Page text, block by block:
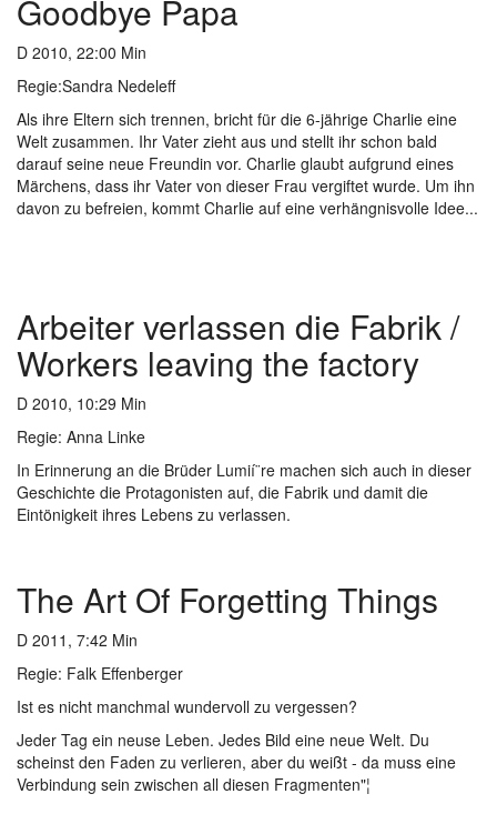
Goodbye Papa
D 2010, 22:00 Min
Regie:Sandra Nedeleff
Als ihre Eltern sich trennen, bricht für die 6-jährige Charlie eine
Welt zusammen. Ihr Vater zieht aus und stellt ihr schon bald
darauf seine neue Freundin vor. Charlie glaubt aufgrund eines
Märchens, dass ihr Vater von dieser Frau vergiftet wurde. Um ihn
davon zu befreien, kommt Charlie auf eine verhängnisvolle Idee...
Arbeiter verlassen die Fabrik /
Workers leaving the factory
D 2010, 10:29 Min
Regie: Anna Linke
In Erinnerung an die Brüder Lumií¨re machen sich auch in dieser
Geschichte die Protagonisten auf, die Fabrik und damit die
Eintönigkeit ihres Lebens zu verlassen.
The Art Of Forgetting Things
D 2011, 7:42 Min
Regie: Falk Effenberger
Ist es nicht manchmal wundervoll zu vergessen?
Jeder Tag ein neuse Leben. Jedes Bild eine neue Welt. Du
scheinst den Faden zu verlieren, aber du weißt - da muss eine
Verbindung sein zwischen all diesen Fragmenten"¦